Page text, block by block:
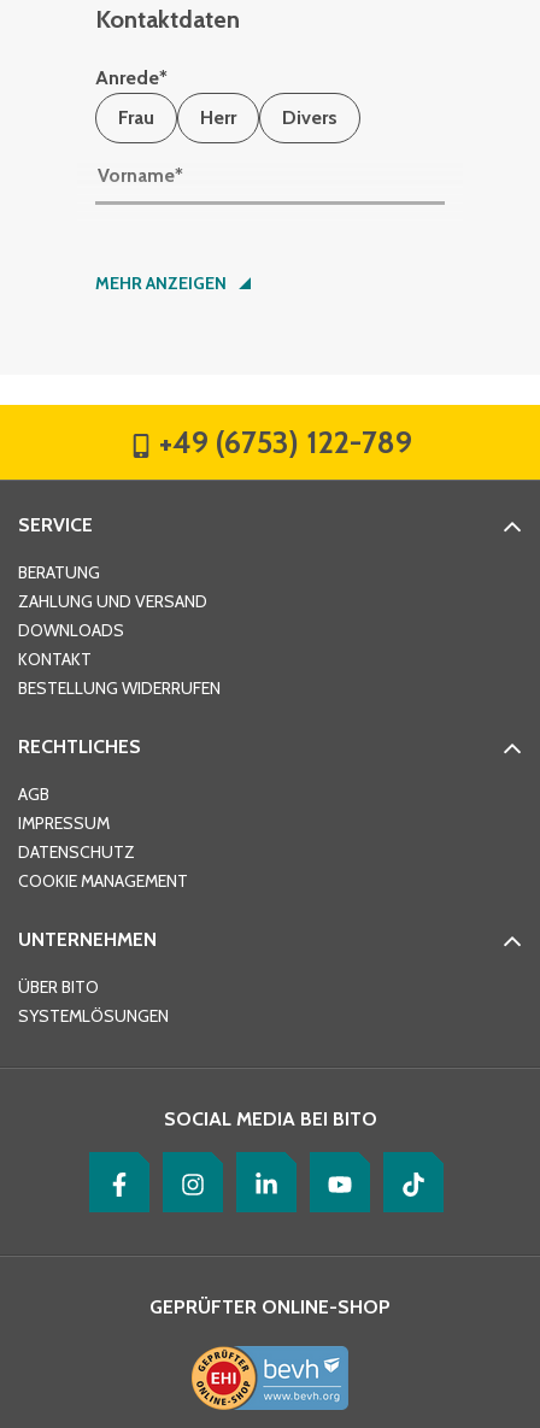
Kontaktdaten
Anrede*
Frau
Herr Divers
Vorname*
Nachname*
Hausnummer
Ort*
Telefon
MEHR ANZEIGEN
+49 (6753) 122-789
SERVICE
BERATUNG
ZAHLUNG UND VERSAND
DOWNLOADS
KONTAKT
BESTELLUNG WIDERRUFEN
RECHTLICHES
AGB
IMPRESSUM
DATENSCHUTZ
COOKIE MANAGEMENT
UNTERNEHMEN
ÜBER BITO
SYSTEMLÖSUNGEN
SOCIAL MEDIA BEI BITO
GEPRÜFTER ONLINE-SHOP